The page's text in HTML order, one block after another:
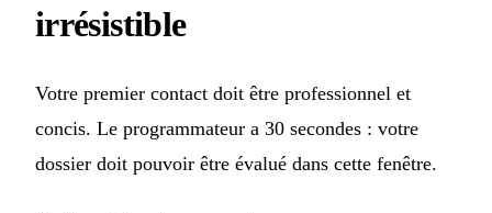
irrésistible
Votre premier contact doit être professionnel et
concis. Le programmateur a 30 secondes : votre
dossier doit pouvoir être évalué dans cette fenêtre.